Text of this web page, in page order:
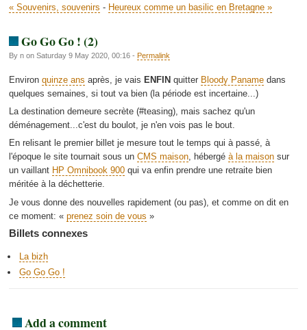
« Souvenirs, souvenirs - Heureux comme un basilic en Bretagne »
Go Go Go ! (2)
By n on Saturday 9 May 2020, 00:16 - Permalink
Environ quinze ans après, je vais ENFINquitter Bloody Panamedans
quelques semaines, si tout va bien (la période est incertaine...)
La destination demeure secrète (#teasing), mais sachez qu'un
déménagement...c'est du boulot, je n'en vois pas le bout.
En relisant le premier billet je mesure tout le temps qui à passé, à
l'époque le site tournait sous un CMS maison, hébergé à la maisonsur
un vaillant HP Omnibook 900qui va enfin prendre une retraite bien
méritée à la déchetterie.
Je vous donne des nouvelles rapidement (ou pas), et comme on dit en
ce moment: « prenez soin de vous »
Billets connexes
La bizh
Go Go Go !
Add a comment